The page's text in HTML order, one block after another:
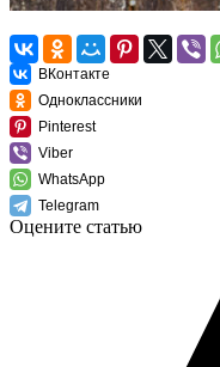
ВКонтакте
Одноклассники
Pinterest
Viber
WhatsApp
Telegram
Оцените статью